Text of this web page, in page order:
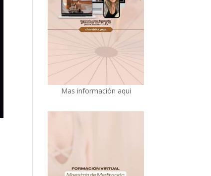
Mas información aqui